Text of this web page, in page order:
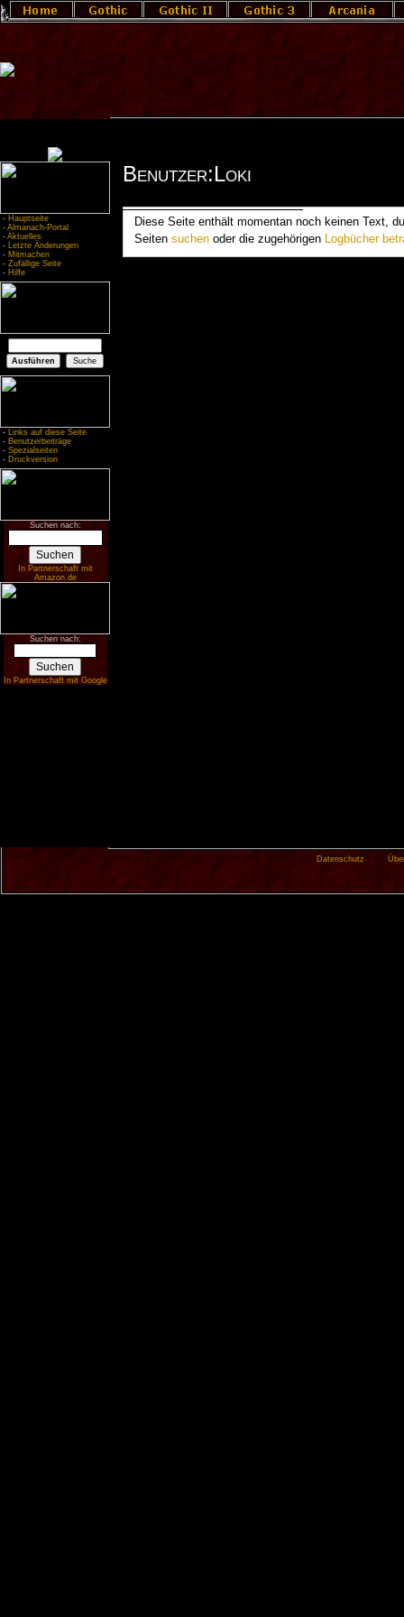
- Hauptseite
- Almanach-Portal
- Aktuelles
- Letzte Änderungen
- Mitmachen
- Zufällige Seite
- Hilfe
- Links auf diese Seite
- Benutzerbeiträge
- Spezialseiten
- Druckversion
Suchen nach:
In Partnerschaft mit
Amazon.de
Suchen nach:
In Partnerschaft mit Google
Benutzer:Loki
Diese Seite enthält momentan noch keinen Text,
Seitensuchen oder die zugehörigen Logbücher
Datenschutz